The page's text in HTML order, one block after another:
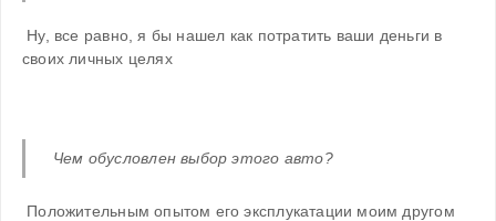
своих личных целях
Чем обусловлен выбор этого авто?
Положительным опытом его эксплукатации моим другом